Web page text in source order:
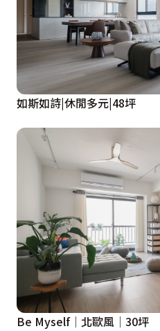
如斯如詩|休閒多元|48坪
Be Myself│北歐風│30坪